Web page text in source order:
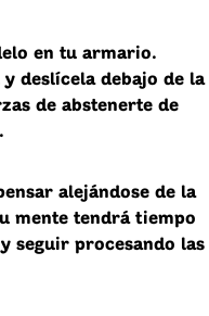
en tu armario.
deslícela debajo de la
de abstenerte de
alejándose de la
mente tendrá tiempo
seguir procesando las